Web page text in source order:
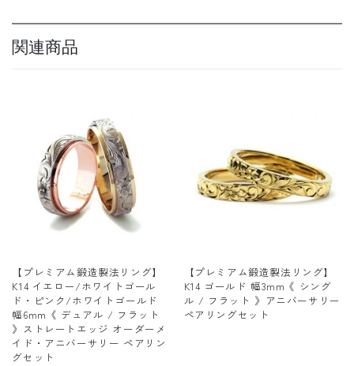
関連商品
【プレミアム鍛造製法リング】
K14 イエロー/ホワイトゴール
ド・ピンク/ホワイトゴールド
幅6mm《 デュアル / フラット
》ストレートエッジ オーダーメ
イド・アニバーサリー ペアリン
グセット
【プレミアム鍛造製法リング】
K14 ゴールド 幅3mm《 シング
ル / フラット 》アニバーサリー
ペアリングセット